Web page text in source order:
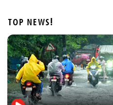
Latest
രണ്ടു ജില്ലകളില്‍ നാളെ
മാറ്റമില്ല
1 hour ago
TOP NEWS!